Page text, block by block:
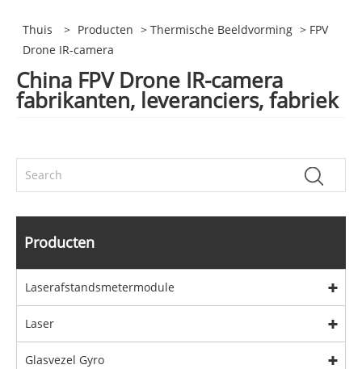
Thuis > Producten >Thermische Beeldvorming > FPV
Drone IR-camera
China FPV Drone IR-camera
fabrikanten, leveranciers, fabriek
Producten
Laserafstandsmetermodule
Laser
Glasvezel Gyro